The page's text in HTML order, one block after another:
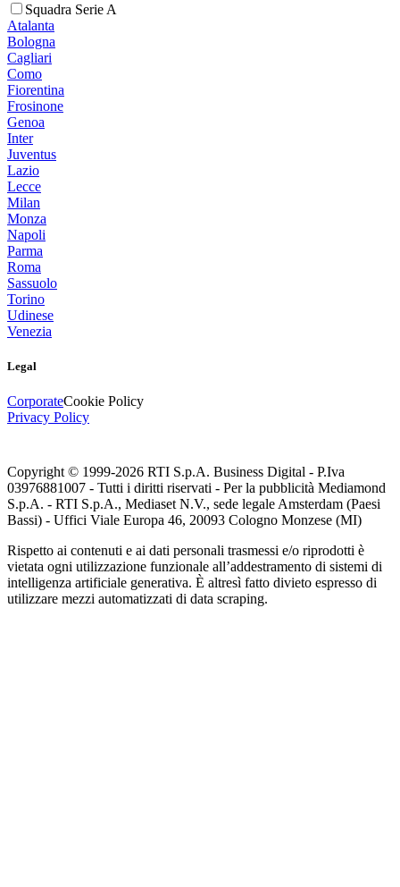
Squadra Serie A
Atalanta
Bologna
Cagliari
Como
Fiorentina
Frosinone
Genoa
Inter
Juventus
Lazio
Lecce
Milan
Monza
Napoli
Parma
Roma
Sassuolo
Torino
Udinese
Venezia
Legal
CorporateCookie Policy
Privacy Policy
Copyright © 1999-2026 RTI S.p.A. Business Digital - P.Iva
03976881007 - Tutti i diritti riservati - Per la pubblicità Mediamond
S.p.A. - RTI S.p.A., Mediaset N.V., sede legale Amsterdam (Paesi
Bassi) - Uffici Viale Europa 46, 20093 Cologno Monzese (MI)
Rispetto ai contenuti e ai dati personali trasmessi e/o riprodotti è
vietata ogni utilizzazione funzionale all’addestramento di sistemi di
intelligenza artificiale generativa. È altresì fatto divieto espresso di
utilizzare mezzi automatizzati di data scraping.